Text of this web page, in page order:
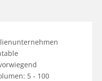
5 - 100